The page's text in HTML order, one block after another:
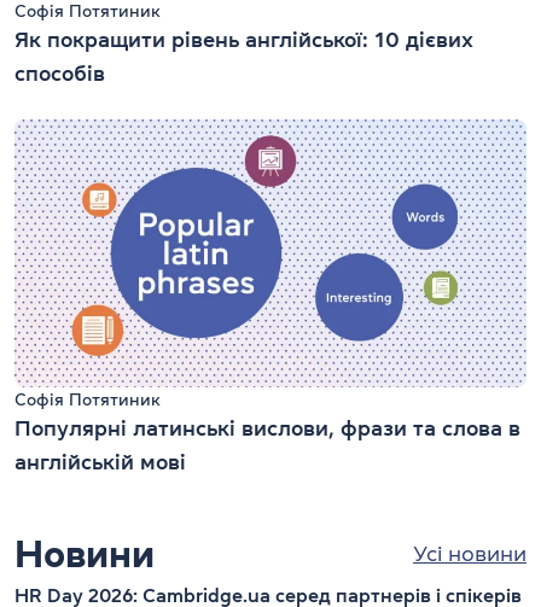
Софія Потятиник
Як покращити рівень англійської: 10 дієвих
способів
Софія Потятиник
Популярні латинські вислови, фрази та слова в
англійській мові
Новини Усі новини
HR Day 2026: Cambridge.ua серед партнерів і спікерів